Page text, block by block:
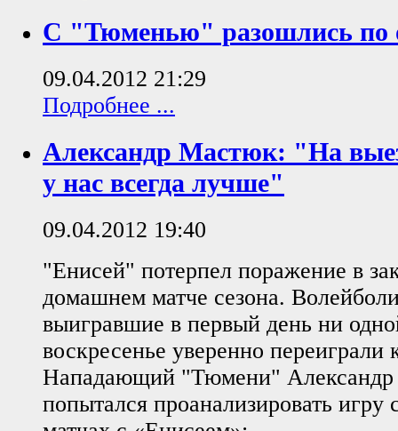
С "Тюменью" разошлись по
09.04.2012 21:29
Подробнее ...
Александр Мастюк: "На
у нас всегда лучше"
09.04.2012 19:40
"Енисей" потерпел поражение в
домашнем матче сезона.
выигравшие в первый день ни
воскресенье уверенно переиграли
Нападающий "Тюмени"
попытался проанализировать игру